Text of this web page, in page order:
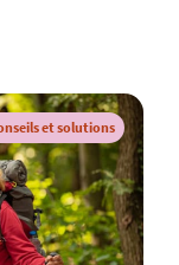
et solutions